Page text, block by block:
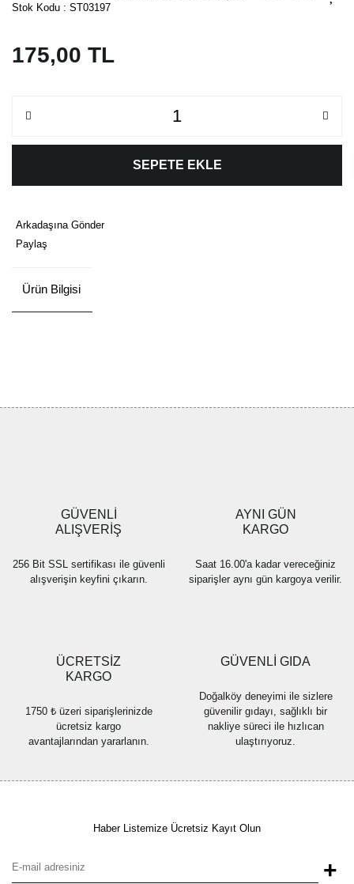
Stok Kodu : ST03197
175,00 TL
SEPETE EKLE
Arkadaşına Gönder
Paylaş
Ürün Bilgisi
GÜVENLİ
ALIŞVERİŞ
256 Bit SSL sertifikası ile güvenli
alışverişin keyfini çıkarın.
AYNI GÜN
KARGO
Saat 16.00'a kadar vereceğiniz
siparişler aynı gün kargoya verilir.
ÜCRETSİZ
KARGO
1750 ₺ üzeri siparişlerinizde
ücretsiz kargo
avantajlarından yararlanın.
GÜVENLİ GIDA
Doğalköy deneyimi ile sizlere
güvenilir gıdayı, sağlıklı bir
nakliye süreci ile hızlıcan
ulaştırıyoruz.
Haber Listemize Ücretsiz Kayıt Olun
+